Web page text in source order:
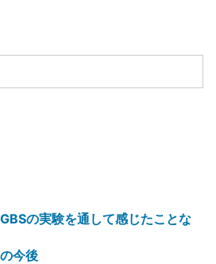
の実験を通して感じたことな
今後